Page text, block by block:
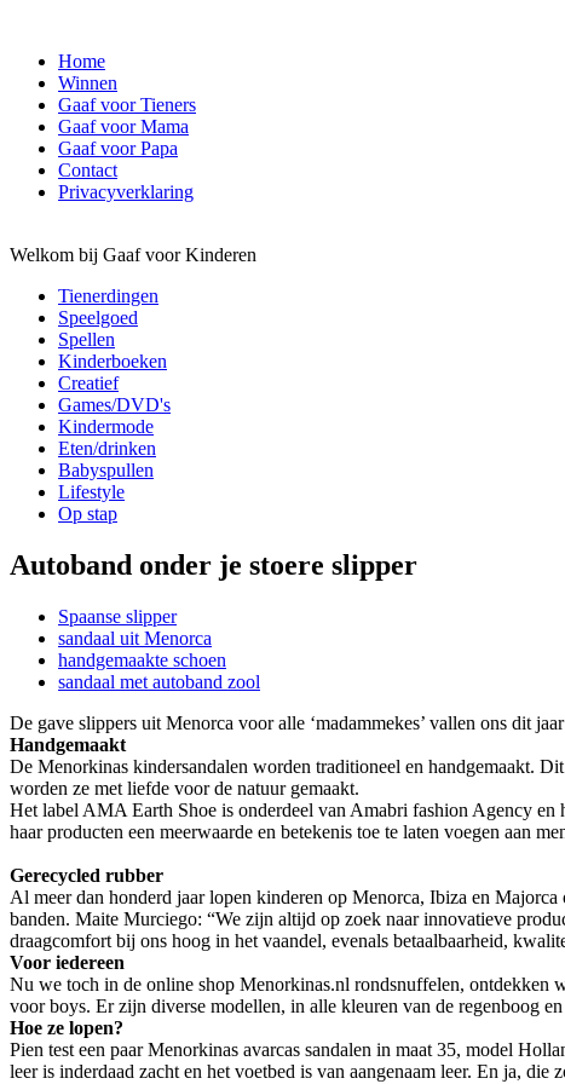
Home
Winnen
Gaaf voor Tieners
Gaaf voor Mama
Gaaf voor Papa
Contact
Privacyverklaring
Welkom bij Gaaf voor Kinderen
Tienerdingen
Speelgoed
Spellen
Kinderboeken
Creatief
Games/DVD's
Kindermode
Eten/drinken
Babyspullen
Lifestyle
Op stap
Autoband onder je stoere slipper
Spaanse slipper
sandaal uit Menorca
handgemaakte schoen
sandaal met autoband zool
De gave slippers uit Menorca voor alle ‘madammekes’ vallen ons dit
Handgemaakt
De Menorkinas kindersandalen worden traditioneel en handgemaakt.
worden ze met liefde voor de natuur gemaakt.
Het label AMA Earth Shoe is onderdeel van Amabri fashion Agency
haar producten een meerwaarde en betekenis toe te laten voegen aan
Gerecycled rubber
Al meer dan honderd jaar lopen kinderen op Menorca, Ibiza en
banden. Maite Murciego: “We zijn altijd op zoek naar innovatieve
draagcomfort bij ons hoog in het vaandel, evenals betaalbaarheid,
Voor iedereen
Nu we toch in de online shop Menorkinas.nl rondsnuffelen, ontdekken
voor boys. Er zijn diverse modellen, in alle kleuren van de regenboog
Hoe ze lopen?
Pien test een paar Menorkinas avarcas sandalen in maat 35, model
leer is inderdaad zacht en het voetbed is van aangenaam leer. En ja,